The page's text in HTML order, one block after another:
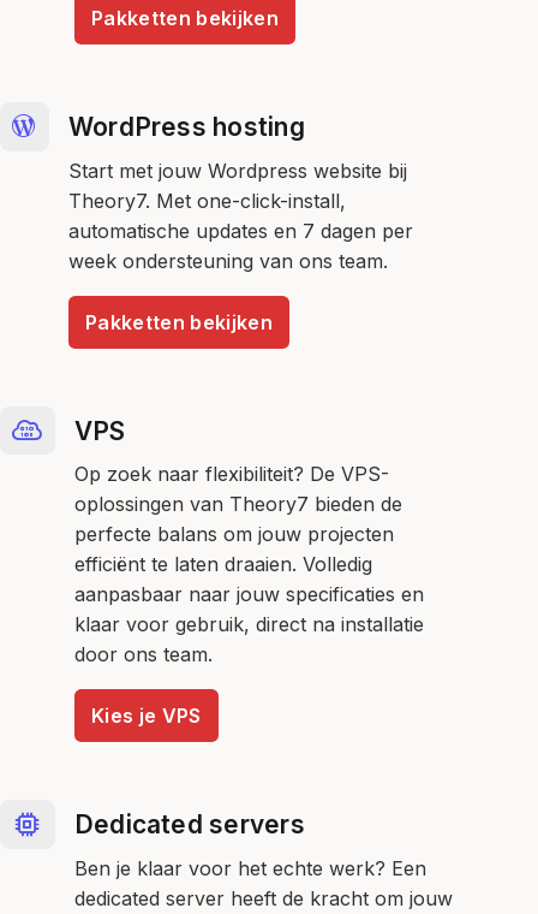
Pakketten bekijken
WordPress hosting
Start met jouw Wordpress website bij
Theory7. Met one-click-install,
automatische updates en 7 dagen per
week ondersteuning van ons team.
Pakketten bekijken
VPS
Op zoek naar flexibiliteit? De VPS-
oplossingen van Theory7 bieden de
perfecte balans om jouw projecten
efficiënt te laten draaien. Volledig
aanpasbaar naar jouw specificaties en
klaar voor gebruik, direct na installatie
door ons team.
Kies je VPS
Dedicated servers
Ben je klaar voor het echte werk? Een
dedicated server heeft de kracht om jouw